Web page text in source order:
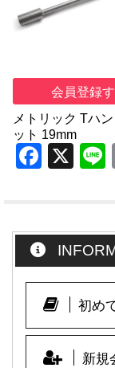
会員登録
メトリック Tハ
ット 19mm
F
e
b
o
o
k
X
初め
新規